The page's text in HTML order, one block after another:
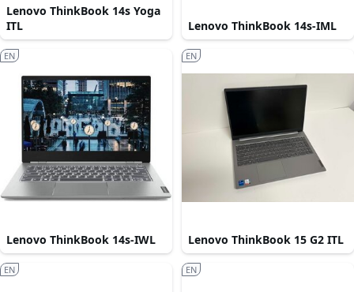
Lenovo ThinkBook 14s Yoga
ITL
Lenovo ThinkBook 14s-IML
Lenovo ThinkBook 14s-IWL
EN
Lenovo ThinkBook 15 G2 ITL
EN
EN EN